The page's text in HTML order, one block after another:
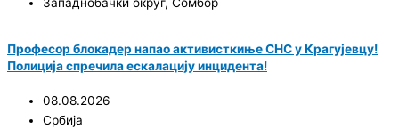
Западнобачки округ, Сомбор
Професор блокадер напао активисткиње СНС у Крагујевцу!
Полиција спречила ескалацију инцидента!
08.08.2026
Србија